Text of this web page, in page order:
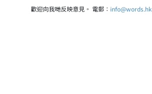
歡迎向我哋反映意見。 電郵： info@words.hk